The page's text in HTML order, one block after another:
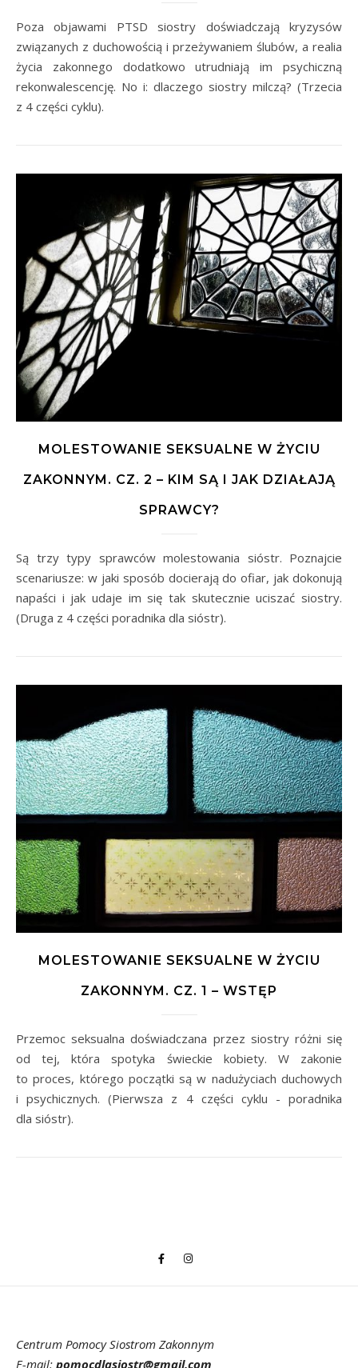
Poza objawami PTSD siostry doświadczają kryzysów
związanych z duchowością i przeżywaniem ślubów, a realia
życia zakonnego dodatkowo utrudniają im psychiczną
rekonwalescencję. No i: dlaczego siostry milczą? (Trzecia
z 4 części cyklu).
MOLESTOWANIE SEKSUALNE W ŻYCIU
ZAKONNYM. CZ. 2 – KIM SĄ I JAK DZIAŁAJĄ
SPRAWCY?
Są trzy typy sprawców molestowania sióstr. Poznajcie
scenariusze: w jaki sposób docierają do ofiar, jak dokonują
napaści i jak udaje im się tak skutecznie uciszać siostry.
(Druga z 4 części poradnika dla sióstr).
MOLESTOWANIE SEKSUALNE W ŻYCIU
ZAKONNYM. CZ. 1 – WSTĘP
Przemoc seksualna doświadczana przez siostry różni się
od tej, która spotyka świeckie kobiety. W zakonie
to proces, którego początki są w nadużyciach duchowych
i psychicznych. (Pierwsza z 4 części cyklu - poradnika
dla sióstr).
Centrum Pomocy Siostrom Zakonnym
E-mail: pomocdlasiostr@gmail.com